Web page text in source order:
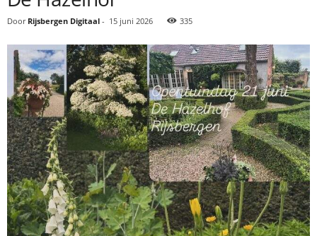
Door Rijsbergen Digitaal - 15 juni 2026 335